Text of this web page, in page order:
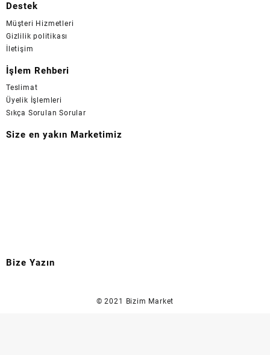
Destek
Müşteri Hizmetleri
Gizlilik politikası
İletişim
İşlem Rehberi
Teslimat
Üyelik İşlemleri
Sıkça Sorulan Sorular
Size en yakın Marketimiz
Bize Yazın
© 2021 Bizim Market